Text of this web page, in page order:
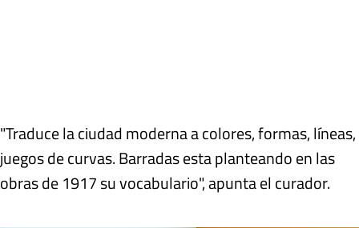
"Traduce la ciudad moderna a colores, formas, líneas,
juegos de curvas. Barradas esta planteando en las
obras de 1917 su vocabulario", apunta el curador.